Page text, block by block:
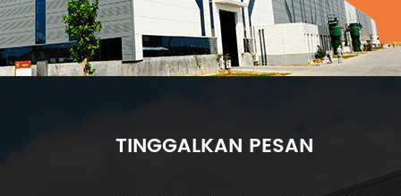
TINGGALKAN PESAN